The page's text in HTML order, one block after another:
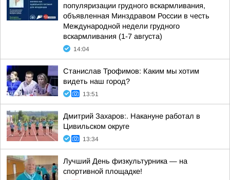
популяризации грудного вскармливания,
объявленная Минздравом России в честь
Международной недели грудного
вскармливания (1-7 августа)
14:04
Станислав Трофимов: Каким мы хотим
видеть наш город?
13:51
Дмитрий Захаров:. Накануне работал в
Цивильском округе
13:34
Лучший День физкультурника — на
спортивной площадке!